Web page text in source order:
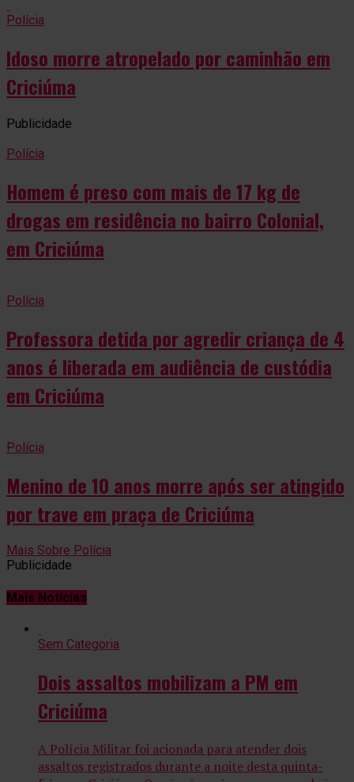
Polícia
Idoso morre atropelado por caminhão em
Criciúma
Publicidade
Polícia
Homem é preso com mais de 17 kg de
drogas em residência no bairro Colonial,
em Criciúma
Polícia
Professora detida por agredir criança de 4
anos é liberada em audiência de custódia
em Criciúma
Polícia
Menino de 10 anos morre após ser atingido
por trave em praça de Criciúma
Mais Sobre Polícia
Publicidade
Mais Notícias
Sem Categoria
Dois assaltos mobilizam a PM em
Criciúma
A Polícia Militar foi acionada para atender dois
assaltos registrados durante a noite desta quinta-